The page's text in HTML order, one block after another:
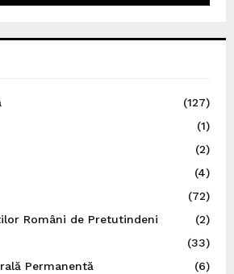
(127)
(1)
(2)
(4)
(72)
Români de Pretutindeni
(2)
(33)
Permanentă
(6)